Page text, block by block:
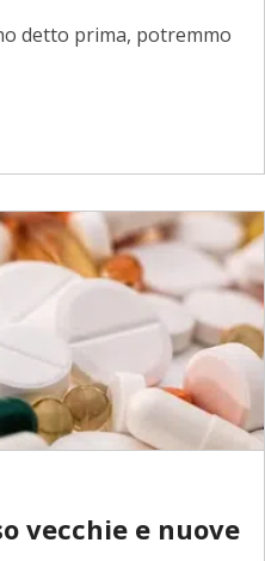
detto prima, potremmo
vecchie e nuove